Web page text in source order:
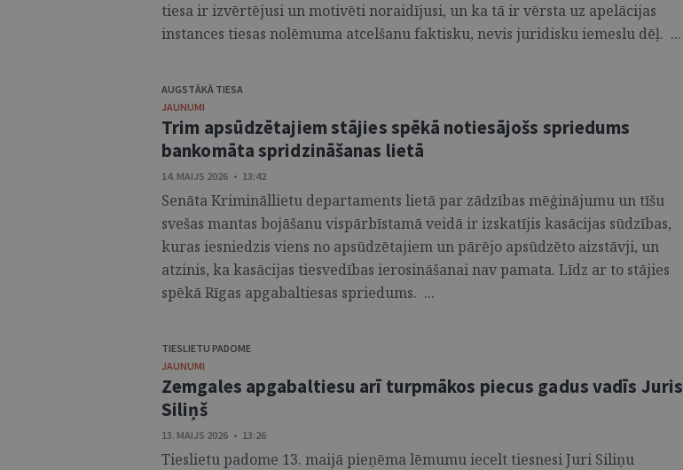
tiesa ir izvērtējusi un motivēti noraidījusi, un ka tā ir vērsta uz apelācijas
instances tiesas nolēmuma atcelšanu faktisku, nevis juridisku iemeslu dēļ. ...
AUGSTĀKĀ TIESA
JAUNUMI
Trim apsūdzētajiem stājies spēkā notiesājošs spriedums
bankomāta spridzināšanas lietā
14. MAIJS 2026 • 13:42
Senāta Krimināllietu departaments lietā par zādzības mēģinājumu un tīšu
svešas mantas bojāšanu vispārbīstamā veidā ir izskatījis kasācijas sūdzības,
kuras iesniedzis viens no apsūdzētajiem un pārējo apsūdzēto aizstāvji, un
atzinis, ka kasācijas tiesvedības ierosināšanai nav pamata. Līdz ar to stājies
spēkā Rīgas apgabaltiesas spriedums. ...
TIESLIETU PADOME
JAUNUMI
Zemgales apgabaltiesu arī turpmākos piecus gadus vadīs Juris
Siliņš
13. MAIJS 2026 • 13:26
Tieslietu padome 13. maijā pieņēma lēmumu iecelt tiesnesi Juri Siliņu